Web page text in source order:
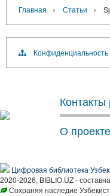
Главная › Статьи ›
Конфиденциальность
О проекте
Цифровая библиотека
2020-2026, BIBLIO.UZ -
Сохраняя наследие